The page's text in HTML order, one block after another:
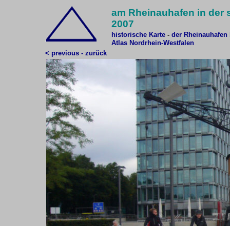
am Rheinauhafen in der
2007
historische Karte - der
Atlas Nordrhein-Westfalen
< previous - zurück